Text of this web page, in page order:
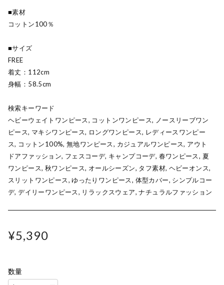
■素材
コットン100％
■サイズ
FREE
着丈：112cm
身幅：58.5cm
検索キーワード
ヘビーウェイトワンピース, コットンワンピース, ノースリーブワン
ピース, マキシワンピース, ロングワンピース, レディースワンピー
ス, コットン100%, 無地ワンピース, カジュアルワンピース, アウト
ドアファッション, フェスコーデ, キャンプコーデ, 春ワンピース, 夏
ワンピース, 秋ワンピース, オールシーズン, タフ素材, ヘビーオンス,
スリットワンピース, ゆったりワンピース, 体型カバー, シンプルコー
デ, デイリーワンピース, リラックスウェア, ナチュラルファッション
¥5,390
数量